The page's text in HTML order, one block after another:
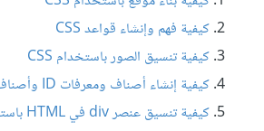
كيفية فهم وإنشاء قواعد CSS
كيفية تنسيق الصور باستخدام CSS
كيفية إنشاء أصناف ومعرفات ID وأصناف زائفة في CSS
كيفية تنسيق عنصر div في HTML باستخدام CSS